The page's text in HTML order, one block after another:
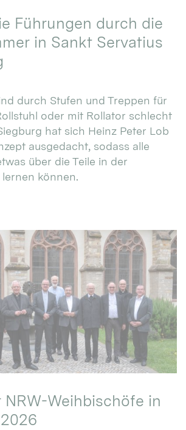
Führungen durch die
in Sankt Servatius
durch Stufen und Treppen für
oder mit Rollator schlecht
hat sich Heinz Peter Lob
ausgedacht, sodass alle
über die Teile in der
können.
Weihbischöfe in